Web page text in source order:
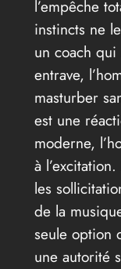
l’empêche
instincts ne
un coach qui
entrave,
masturber
est une
moderne,
à
les
de la
seule option
une autorité